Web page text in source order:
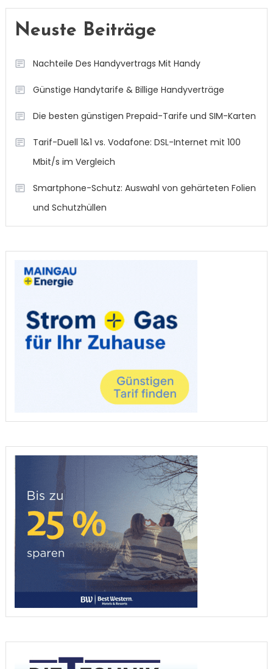
Neuste Beiträge
Nachteile Des Handyvertrags Mit Handy
Günstige Handytarife & Billige Handyverträge
Die besten günstigen Prepaid-Tarife und SIM-Karten
Tarif-Duell 1&1 vs. Vodafone: DSL-Internet mit 100
Mbit/s im Vergleich
Smartphone-Schutz: Auswahl von gehärteten Folien
und Schutzhüllen